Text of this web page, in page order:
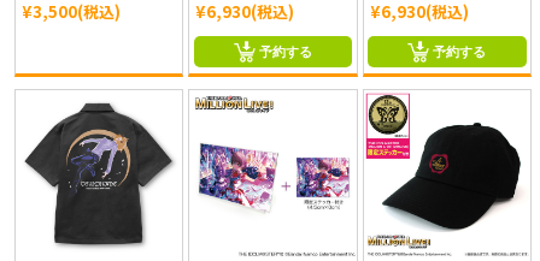
¥3,500(税込) ¥6,930(税込)
予約する
¥6,930(税込)
予約する